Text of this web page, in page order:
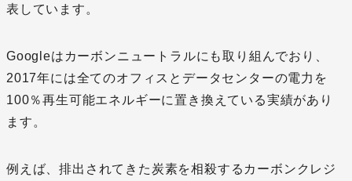
表しています。
Googleはカーボンニュートラルにも取り組んでおり、
2017年には全てのオフィスとデータセンターの電力を
100％再生可能エネルギーに置き換えている実績があり
ます。
例えば、排出されてきた炭素を相殺するカーボンクレジ